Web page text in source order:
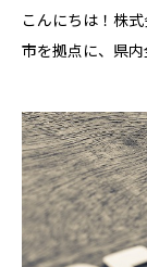
こんにちは！株
市を拠点に、県